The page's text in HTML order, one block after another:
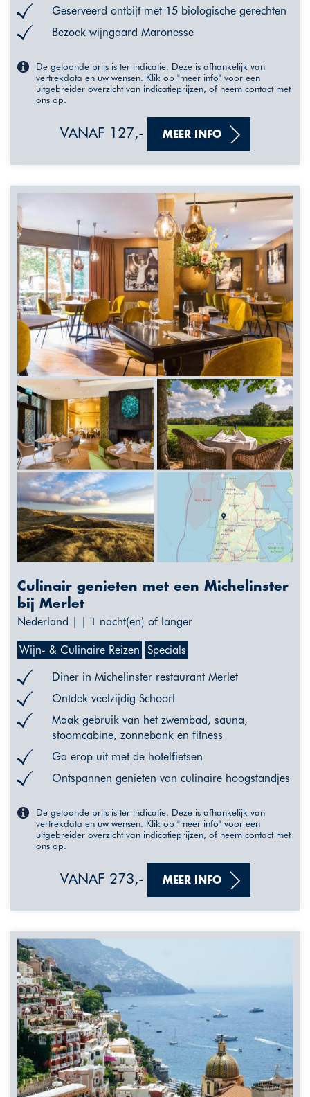
Geserveerd ontbijt met 15 biologische gerechten
Bezoek wijngaard Maronesse
De getoonde prijs is ter indicatie. Deze is afhankelijk van
vertrekdata en uw wensen. Klik op "meer info" voor een
uitgebreider overzicht van indicatieprijzen, of neem contact met
ons op.
VANAF 127,- MEER INFO
Culinair genieten met een Michelinster
bij Merlet
Nederland | | 1 nacht(en) of langer
Wijn- & Culinaire Reizen Specials
Diner in Michelinster restaurant Merlet
Ontdek veelzijdig Schoorl
Maak gebruik van het zwembad, sauna,
stoomcabine, zonnebank en fitness
Ga erop uit met de hotelfietsen
Ontspannen genieten van culinaire hoogstandjes
De getoonde prijs is ter indicatie. Deze is afhankelijk van
vertrekdata en uw wensen. Klik op "meer info" voor een
uitgebreider overzicht van indicatieprijzen, of neem contact met
ons op.
VANAF 273,- MEER INFO